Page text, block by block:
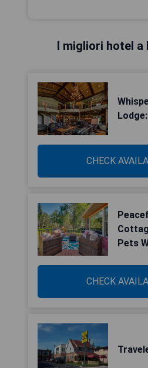
I migliori hotel a
CHECK
Pets
CHECK